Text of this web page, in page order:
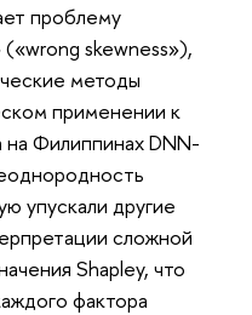
проблему
skewness»),
методы
применении к
Филиппинах DNN-
упускали другие
сложной
Shapley, что
фактора